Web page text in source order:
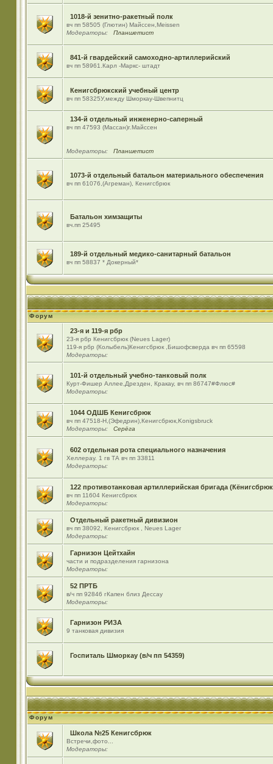
1018-й зенитно-ракетный полк
вч пп 58505 (Глютин) Майсcен,Meissen
Модераторы:
Планшетист
841-й гвардейский самоходно-артиллерийский
вч пп 58961.Карл -Маркс- штадт
Кенигсбрюкский учебный центр
вч пп 58325У,между Шморкау-Швепнитц
134-й отдельный инженерно-саперный
вч пп 47593 (Массан)г.Майссен
Модераторы: Планшетист
1073-й отдельный батальон материального обеспечения
вч пп 61076,(Агреман), Кенигсбрюк
Батальон химзащиты
вч.пп 25495
189-й отдельный медико-санитарный батальон
вч пп 58837 * Докерный*
Форум
23-я и 119-я рбр
23-я рбр Кенигсбрюк (Neues Lager)
119-я рбр (Колыбель)Кенигсбрюк ,Бишофсверда вч пп 65598
Модераторы:
101-й отдельный учебно-танковый полк
Курт-Фишер Аллее,Дрезден, Кракау, вч пп 86747#Флюс#
Модераторы:
1044 ОДШБ Кенигсбрюк
вч пп 47518-Н,(Эфедрин),Кенигсбрюк,Konigsbruck
Модераторы:
Серёга
602 отдельная рота специального назначения
Хеллерау. 1 гв ТА вч пп 33811
Модераторы:
122 противотанковая артиллерийская бригада
вч пп 11604 Кенигсбрюк
Модераторы:
Отдельный ракетный дивизион
вч пп 38092, Кенигсбрюк , Neues Lager
Модераторы:
Гарнизон Цейтхайн
части и подразделения гарнизона
Модераторы:
52 ПРТБ
в/ч пп 92846 гКапен близ Дессау
Модераторы:
Гарнизон РИЗА
9 танковая дивизия
Госпиталь Шморкау (в/ч пп 54359)
Форум
Школа №25 Кенигсбрюк
Встречи,фото...
Модераторы: